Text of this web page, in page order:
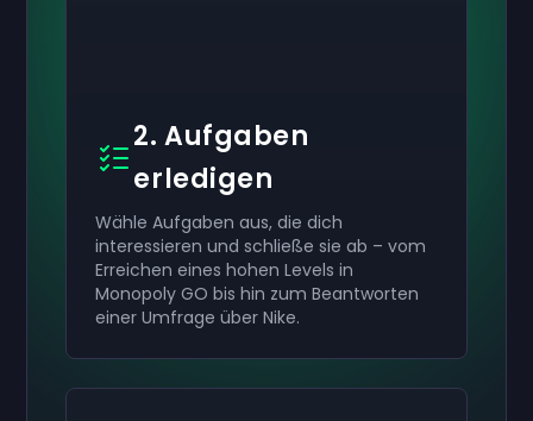
2. Aufgaben
erledigen
Wähle Aufgaben aus, die dich
interessieren und schließe sie ab – vom
Erreichen eines hohen Levels in
Monopoly GO bis hin zum Beantworten
einer Umfrage über Nike.